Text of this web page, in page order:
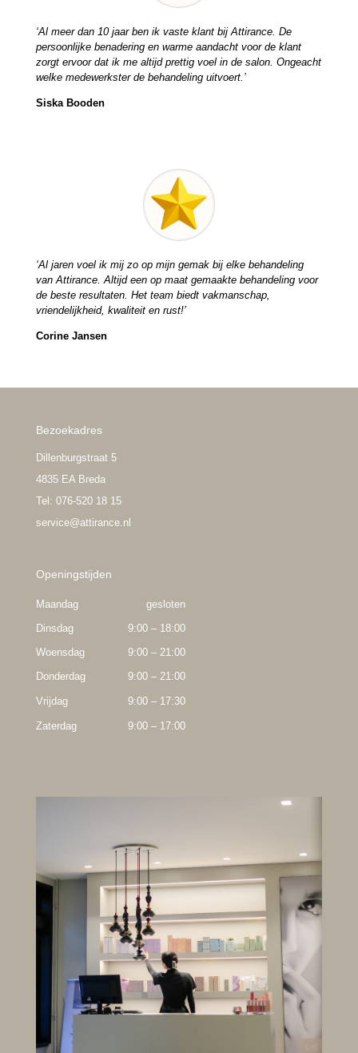
‘Al meer dan 10 jaar ben ik vaste klant bij Attirance. De
persoonlijke benadering en warme aandacht voor de klant
zorgt ervoor dat ik me altijd prettig voel in de salon. Ongeacht
welke medewerkster de behandeling uitvoert.’
Siska Booden
‘Al jaren voel ik mij zo op mijn gemak bij elke behandeling
van Attirance. Altijd een op maat gemaakte behandeling voor
de beste resultaten. Het team biedt vakmanschap,
vriendelijkheid, kwaliteit en rust!’
Corine Jansen
Bezoekadres
Dillenburgstraat 5
4835 EA Breda
Tel: 076-520 18 15
service@attirance.nl
Openingstijden
Maandag
gesloten
Dinsdag
9:00 – 18:00
Woensdag
9:00 – 21:00
Donderdag
9:00 – 21:00
Vrijdag 9:00 – 17:30
Zaterdag 9:00 – 17:00